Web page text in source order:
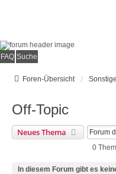
FAQ Suche
Foren-Übersicht
Off-Topic
Neues Thema
0
In diesem Forum gibt es